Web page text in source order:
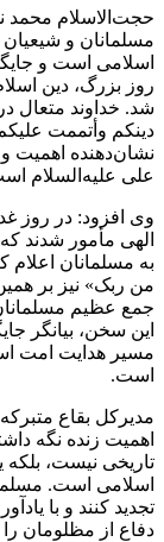
حجت‌الاسلام محمد
مسلمانان و شیعیان
اسلامی است و
روز بزرگ، دین
شد. خداوند متعال
دینکم وأتممت
نشان‌دهنده اهمیت
علی علیه‌السلام
وی افزود: در روز
الهی مأمور شدند
به مسلمانان اعلام
من ربک» نیز بر
جمع عظیم
این سخن، بیانگر
مسیر هدایت امت
است.
مدیرکل بقاع
اهمیت زنده نگه
تاریخی نیست،
اسلامی است.
تجدید کنند و با
دفاع از مظلومان